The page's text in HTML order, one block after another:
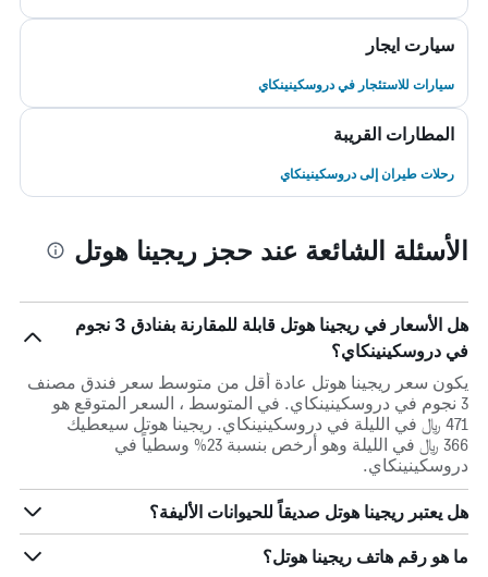
سيارت ايجار
سيارات للاستئجار في دروسكينينكاي
المطارات القريبة
رحلات طيران إلى دروسكينينكاي
الأسئلة الشائعة عند حجز ريجينا هوتل
هل الأسعار في ريجينا هوتل قابلة للمقارنة بفنادق 3 نجوم
في دروسكينينكاي؟
يكون سعر ريجينا هوتل عادة أقل من متوسط ​​سعر فندق مصنف
3 نجوم في دروسكينينكاي. في المتوسط ، السعر المتوقع هو
471 ﷼ في الليلة في دروسكينينكاي. ريجينا هوتل سيعطيك
366 ﷼ في الليلة وهو أرخص بنسبة 23% وسطياً في
دروسكينينكاي.
هل يعتبر ريجينا هوتل صديقاً للحيوانات الأليفة؟
ما هو رقم هاتف ريجينا هوتل؟